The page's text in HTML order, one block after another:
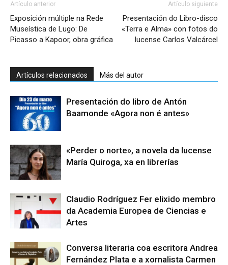
Artículo anterior
Exposición múltiple na Rede
Museística de Lugo: De
Picasso a Kapoor, obra gráfica
Artículo siguiente
Presentación do Libro-disco
«Terra e Alma» con fotos do
lucense Carlos Valcárcel
Artículos relacionados Más del autor
Presentación do libro de Antón
Baamonde «Agora non é antes»
«Perder o norte», a novela da lucense
María Quiroga, xa en librerías
Claudio Rodríguez Fer elixido membro
da Academia Europea de Ciencias e
Artes
Conversa literaria coa escritora Andrea
Fernández Plata e a xornalista Carmen